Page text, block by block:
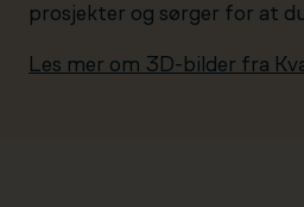
prosjekter og sørger for at
Les mer om 3D-bilder fra